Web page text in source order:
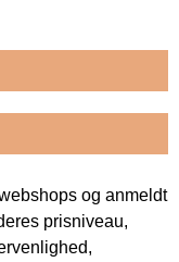
og anmeldt
prisniveau,